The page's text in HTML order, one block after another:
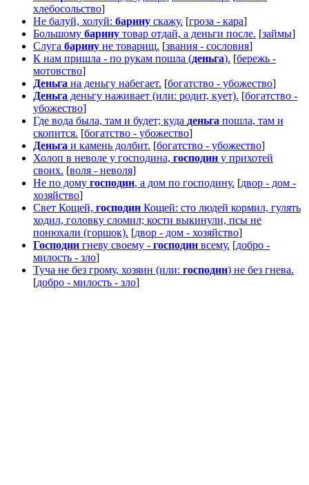
хлебосольство]
Не балуй, холуй: барину скажу. [гроза - кара]
Большому барину товар отдай, а деньги после. [займы]
Слуга барину не товарищ. [звания - сословия]
К нам пришла - по рукам пошла (деньга). [бережь -
мотовство]
Деньга на деньгу набегает. [богатство - убожество]
Деньга деньгу наживает (или: родит, кует). [богатство -
убожество]
Где вода была, там и будет; куда деньга пошла, там и
скопится. [богатство - убожество]
Деньга и камень долбит. [богатство - убожество]
Холоп в неволе у господина, господин у прихотей
своих. [воля - неволя]
Не по дому господин, а дом по господину. [двор - дом -
хозяйство]
Свет Кощей, господин Кощей: сто людей кормил, гулять
ходил, головку сломил; кости выкинули, псы не
понюхали (горшок). [двор - дом - хозяйство]
Господин гневу своему - господин всему. [добро -
милость - зло]
Туча не без грому, хозяин (или: господин) не без гнева.
[добро - милость - зло]